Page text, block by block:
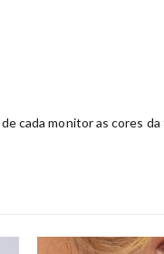
cada monitor as cores